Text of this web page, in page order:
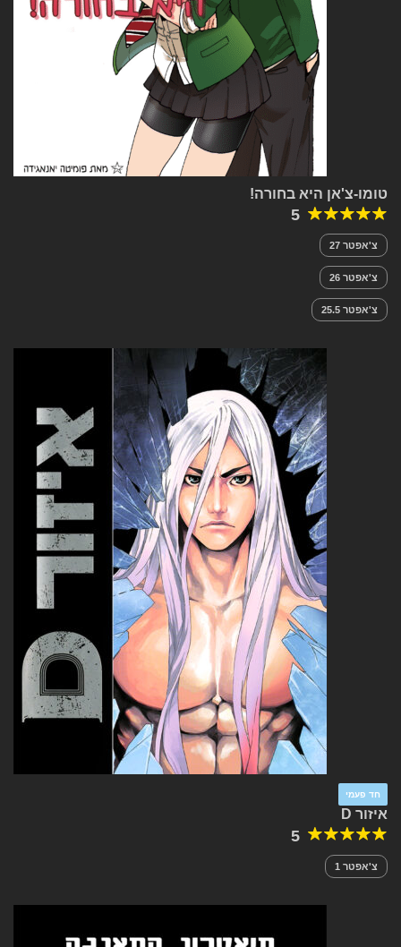
טומו-צ'אן היא בחורה!
5
צ'אפטר 27
צ'אפטר 26
צ'אפטר 25.5
חד פעמי
איזור D
5
צ'אפטר 1